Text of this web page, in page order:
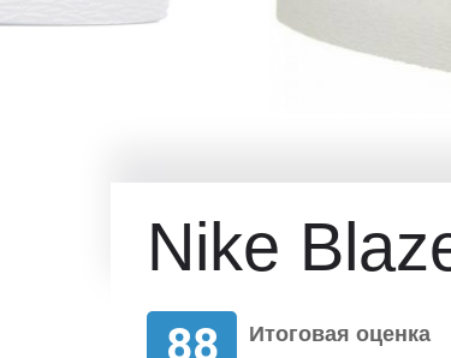
Nike
88 Итоговая оценка